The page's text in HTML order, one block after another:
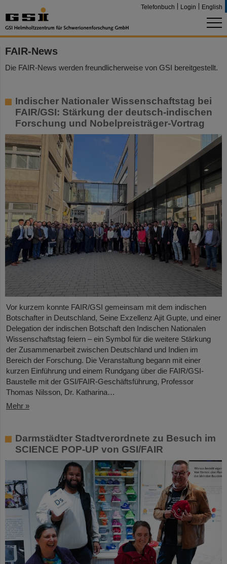
Telefonbuch Login English
FAIR-News
Die FAIR-News werden freundlicherweise von GSI bereitgestellt.
Indischer Nationaler Wissenschaftstag bei
FAIR/GSI: Stärkung der deutsch-indischen
Forschung und Nobelpreisträger-Vortrag
Vor kurzem konnte FAIR/GSI gemeinsam mit dem indischen
Botschafter in Deutschland, Seine Exzellenz Ajit Gupte, und einer
Delegation der indischen Botschaft den Indischen Nationalen
Wissenschaftstag feiern – ein Symbol für die weitere Stärkung
der Zusammenarbeit zwischen Deutschland und Indien im
Bereich der Forschung. Die Veranstaltung begann mit einer
kurzen Einführung und einem Rundgang über die FAIR/GSI-
Baustelle mit der GSI/FAIR-Geschäftsführung, Professor
Thomas Nilsson, Dr. Katharina…
Mehr »
Darmstädter Stadtverordnete zu Besuch im
SCIENCE POP-UP von GSI/FAIR